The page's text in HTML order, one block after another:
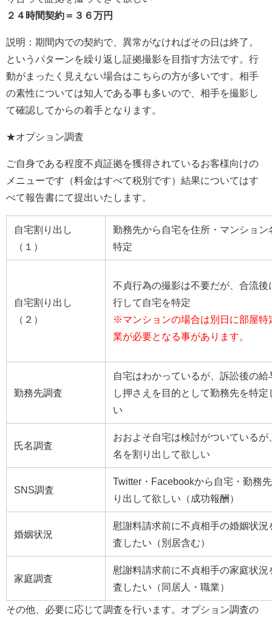
２４時間契約＝３６万円
説明：期間内での契約で、異常がなければその日は終了。
というパターンを繰り返し証拠撮影を目指す方法です。行
動がまったく見えない場合はこちらの方が多いです。相手
の素性については知人である事も多いので、相手を撮影し
て確認してからの着手となります。
★オプション調査
ご自身である程度不貞証拠を獲得されているお客様向けの
メニューです（料金はすべて税別です）結果についてはす
べて報告書にて提出いたします。
自宅割り出し
（１）
勤務先から自宅を住所・マンション
特定
自宅割り出し
（２）
不貞行為の撮影は不要だが、合流後
行して自宅を特定
※マンションの場合は別日に部屋特
業が必要となる事があります。
勤務先調査
自宅はわかっているが、訴訟後の給
し押さえを目的として勤務先を特定
い
氏名調査
おおよそ自宅は検討がついているが
名を割り出して欲しい
SNS調査
Twitter・Facebookから自宅・勤務
り出して欲しい（成功報酬）
婚姻状況
慰謝料請求前に不貞相手の婚姻状況
査したい（別居含む）
家庭調査
慰謝料請求前に不貞相手の家庭状況
査したい（同居人・職業）
その他、必要に応じて調査を行います。オプション調査の